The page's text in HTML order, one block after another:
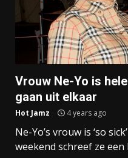
Vrouw Ne-Yo is
gaan uit elkaar
Hot Jamz 4 years ago
Ne-Yo’s vrouw is ‘so
weekend schreef ze